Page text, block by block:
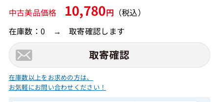
中古美品価格 10,780円 （税込）
在庫数：0 → 取寄確認します
在庫数以上をお求めの方は、
お気軽にお問い合わせください！